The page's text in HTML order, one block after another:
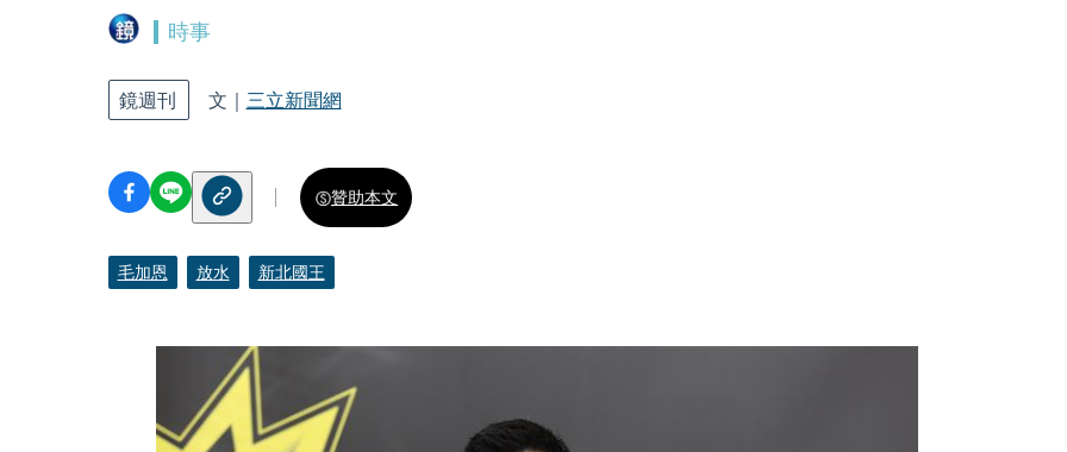
時事
鏡週刊 文｜ 三立新聞網
贊助本文
毛加恩 放水 新北國王